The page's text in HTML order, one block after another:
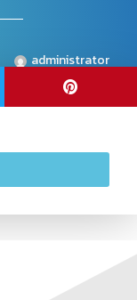
administrator